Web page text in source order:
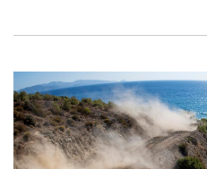
necessário no contexto dos
Realçamos que o bloqueio
tecnologias similares pode
experiência de navegação